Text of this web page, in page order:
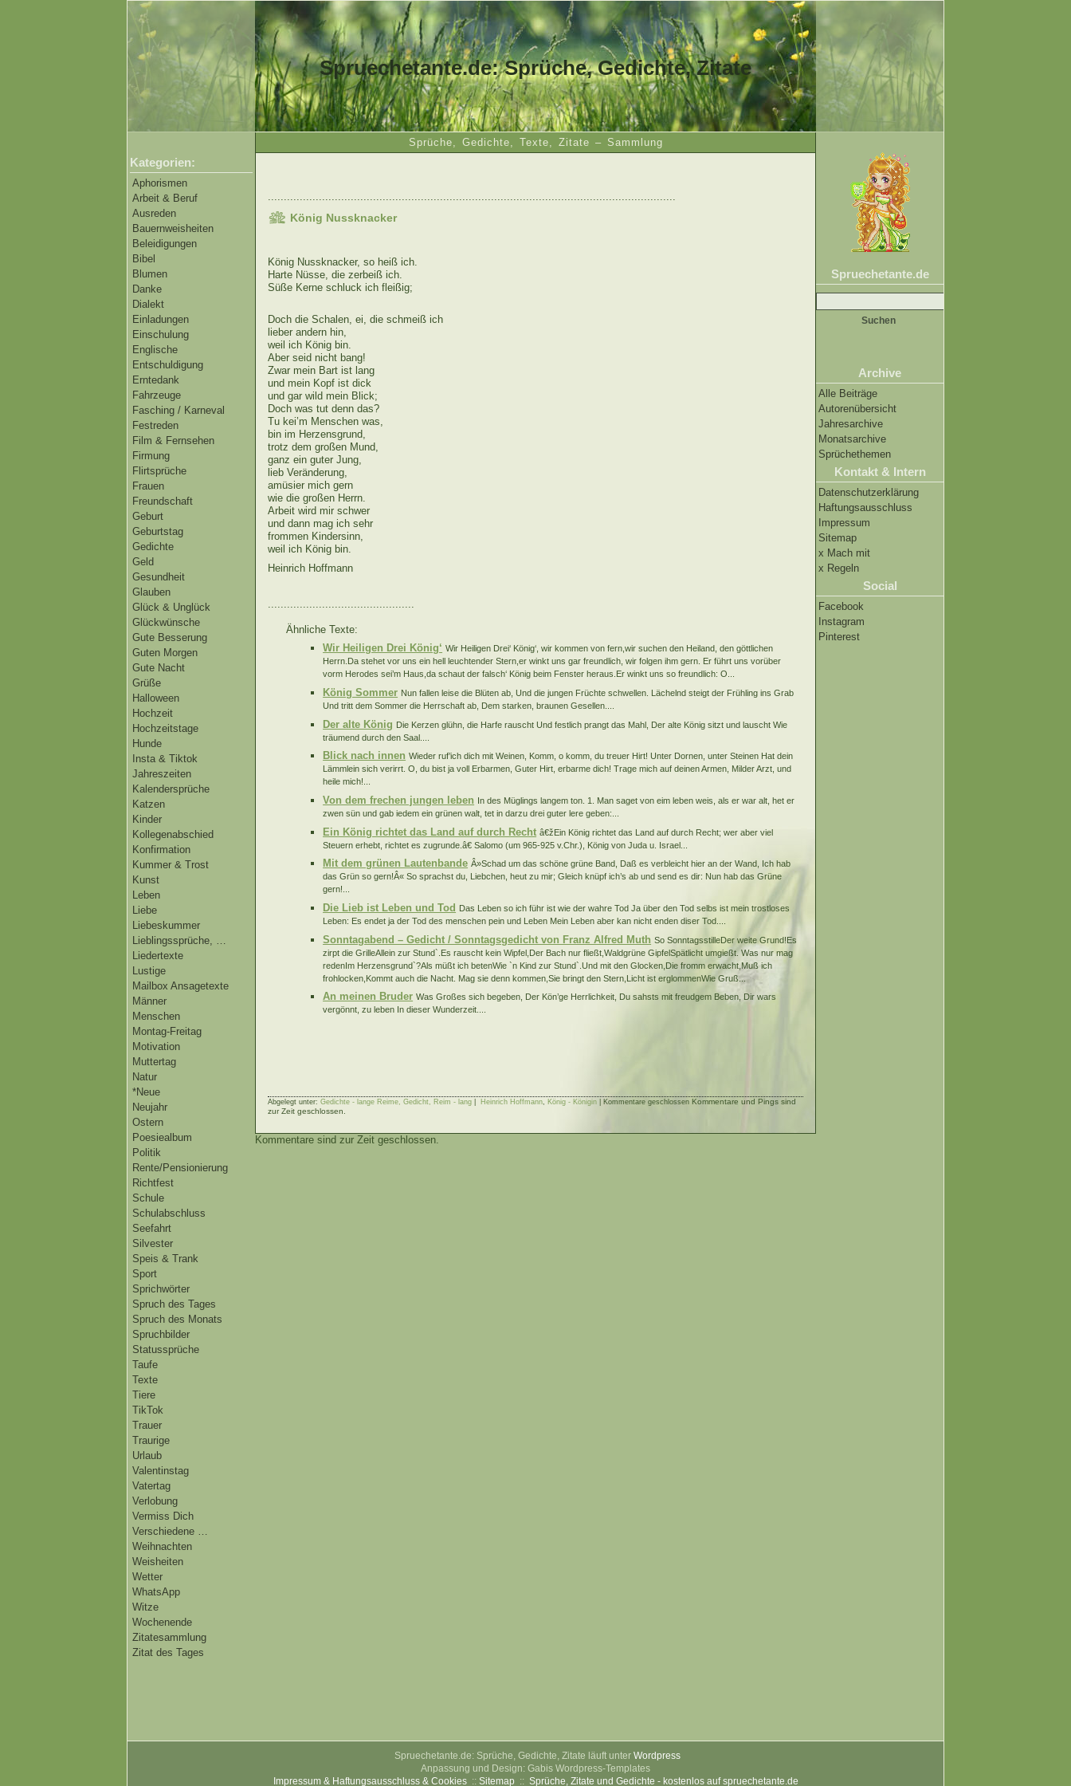
Spruechetante.de: Sprüche, Gedichte, Zitate
Sprüche, Gedichte, Texte, Zitate – Sammlung
Kategorien:
Aphorismen
Arbeit & Beruf
Ausreden
Bauernweisheiten
Beleidigungen
Bibel
Blumen
Danke
Dialekt
Einladungen
Einschulung
Englische
Entschuldigung
Erntedank
Fahrzeuge
Fasching / Karneval
Festreden
Film & Fernsehen
Firmung
Flirtsprüche
Frauen
Freundschaft
Geburt
Geburtstag
Gedichte
Geld
Gesundheit
Glauben
Glück & Unglück
Glückwünsche
Gute Besserung
Guten Morgen
Gute Nacht
Grüße
Halloween
Hochzeit
Hochzeitstage
Hunde
Insta & Tiktok
Jahreszeiten
Kalendersprüche
Katzen
Kinder
Kollegenabschied
Konfirmation
Kummer & Trost
Kunst
Leben
Liebe
Liebeskummer
Lieblingssprüche, …
Liedertexte
Lustige
Mailbox Ansagetexte
Männer
Menschen
Montag-Freitag
Motivation
Muttertag
Natur
*Neue
Neujahr
Ostern
Poesiealbum
Politik
Rente/Pensionierung
Richtfest
Schule
Schulabschluss
Seefahrt
Silvester
Speis & Trank
Sport
Sprichwörter
Spruch des Tages
Spruch des Monats
Spruchbilder
Statussprüche
Taufe
Texte
Tiere
TikTok
Trauer
Traurige
Urlaub
Valentinstag
Vatertag
Verlobung
Vermiss Dich
Verschiedene …
Weihnachten
Weisheiten
Wetter
WhatsApp
Witze
Wochenende
Zitatesammlung
Zitat des Tages
Spruechetante.de
Suche
nach:
Archive
Alle Beiträge
Autorenübersicht
Jahresarchive
Monatsarchive
Sprüchethemen
Kontakt & Intern
Datenschutzerklärung
Haftungsausschluss
Impressum
Sitemap
x Mach mit
x Regeln
Social
Facebook
Instagram
Pinterest
................................................................................................................................
König Nussknacker
König Nussknacker, so heiß ich.
Harte Nüsse, die zerbeiß ich.
Süße Kerne schluck ich fleißig;
Doch die Schalen, ei, die schmeiß ich
lieber andern hin,
weil ich König bin.
Aber seid nicht bang!
Zwar mein Bart ist lang
und mein Kopf ist dick
und gar wild mein Blick;
Doch was tut denn das?
Tu kei’m Menschen was,
bin im Herzensgrund,
trotz dem großen Mund,
ganz ein guter Jung,
lieb Veränderung,
amüsier mich gern
wie die großen Herrn.
Arbeit wird mir schwer
und dann mag ich sehr
frommen Kindersinn,
weil ich König bin.
Heinrich Hoffmann
Ähnliche Texte:
Wir Heiligen Drei König‘ Wir Heiligen Drei‘ König‘, wir kommen von fern,wir suchen den Heiland, den göttlichen
Herrn.Da stehet vor uns ein hell leuchtender Stern,er winkt uns gar freundlich, wir folgen ihm gern. Er führt uns vorüber
vorm Herodes sei’m Haus,da schaut der falsch‘ König beim Fenster heraus.Er winkt uns so freundlich: O...
König Sommer Nun fallen leise die Blüten ab, Und die jungen Früchte schwellen. Lächelnd steigt der Frühling ins Grab
Und tritt dem Sommer die Herrschaft ab, Dem starken, braunen Gesellen....
Der alte König Die Kerzen glühn, die Harfe rauscht Und festlich prangt das Mahl, Der alte König sitzt und lauscht Wie
träumend durch den Saal....
Blick nach innen Wieder ruf’ich dich mit Weinen, Komm, o komm, du treuer Hirt! Unter Dornen, unter Steinen Hat dein
Lämmlein sich verirrt. O, du bist ja voll Erbarmen, Guter Hirt, erbarme dich! Trage mich auf deinen Armen, Milder Arzt, und
heile mich!...
Von dem frechen jungen leben In des Müglings langem ton. 1. Man saget von eim leben weis, als er war alt, het er
zwen sün und gab iedem ein grünen walt, tet in darzu drei guter lere geben:...
Ein König richtet das Land auf durch Recht â€žEin König richtet das Land auf durch Recht; wer aber viel
Steuern erhebt, richtet es zugrunde.â€ Salomo (um 965-925 v.Chr.), König von Juda u. Israel...
Mit dem grünen Lautenbande Â»Schad um das schöne grüne Band, Daß es verbleicht hier an der Wand, Ich hab
das Grün so gern!Â« So sprachst du, Liebchen, heut zu mir; Gleich knüpf ich’s ab und send es dir: Nun hab das Grüne
gern!...
Die Lieb ist Leben und Tod Das Leben so ich führ ist wie der wahre Tod Ja über den Tod selbs ist mein trostloses
Leben: Es endet ja der Tod des menschen pein und Leben Mein Leben aber kan nicht enden diser Tod....
Sonntagabend – Gedicht / Sonntagsgedicht von Franz Alfred Muth So SonntagsstilleDer weite Grund!Es
zirpt die GrilleAllein zur Stund`.Es rauscht kein Wipfel,Der Bach nur fließt,Waldgrüne GipfelSpätlicht umgießt. Was nur mag
redenIm Herzensgrund`?Als müßt ich betenWie `n Kind zur Stund`.Und mit den Glocken,Die fromm erwacht,Muß ich
frohlocken,Kommt auch die Nacht. Mag sie denn kommen,Sie bringt den Stern,Licht ist erglommenWie Gruß...
An meinen Bruder Was Großes sich begeben, Der Kön’ge Herrlichkeit, Du sahsts mit freudgem Beben, Dir wars
vergönnt, zu leben In dieser Wunderzeit....
Abgelegt unter: Gedichte - lange Reime, Gedicht, Reim - lang Heinrich Hoffmann König - Königin Kommentare geschlossen Kommentare und Pings sind
zur Zeit geschlossen.
Kommentare sind zur Zeit geschlossen.
Spruechetante.de: Sprüche, Gedichte, Zitate läuft unter Wordpress
Anpassung und Design: Gabis Wordpress-Templates
Impressum & Haftungsausschluss & Cookies:: Sitemap :: Sprüche, Zitate und Gedichte - kostenlos auf spruechetante.de